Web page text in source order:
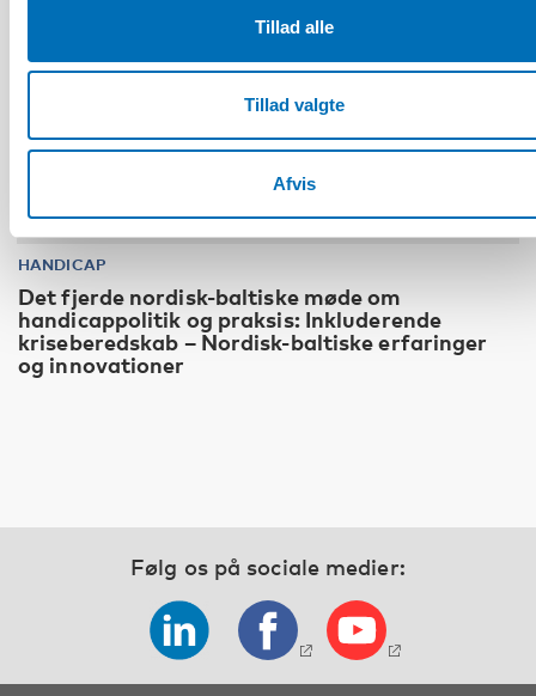
Tillad alle
Tillad valgte
Afvis
HANDICAP
Det fjerde nordisk-baltiske møde om
handicappolitik og praksis: Inkluderende
kriseberedskab – Nordisk-baltiske erfaringer
og innovationer
Følg os på sociale medier: